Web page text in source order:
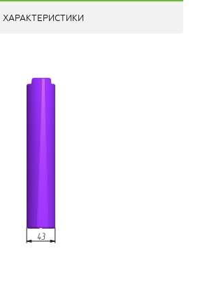
ХАРАКТЕРИСТИКИ